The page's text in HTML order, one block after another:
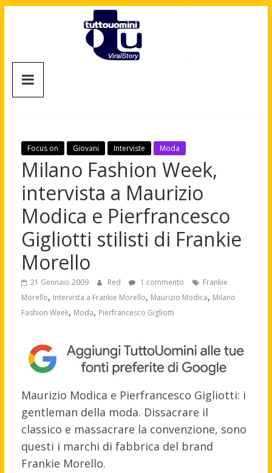
Tuttouomini
Motori,
gay
news
moda
maschile
Focus on Giovani Interviste Moda
Milano Fashion Week,
intervista a Maurizio
Modica e Pierfrancesco
Gigliotti stilisti di Frankie
Morello
21 Gennaio 2009 Red 1 commento
Frankie
Morello, Intervista a Frankie Morello, Maurizio Modica, Milano
Fashion Week, Moda, Pierfrancesco Gigliotti
Maurizio Modica e Pierfrancesco Gigliotti: i
gentleman della moda. Dissacrare il
classico e massacrare la convenzione, sono
questi i marchi di fabbrica del brand
Frankie Morello.